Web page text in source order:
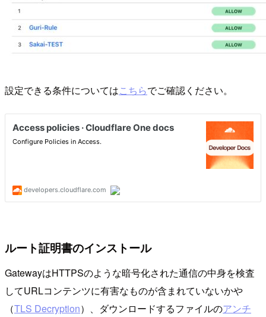
設定できる条件についてはこちらでご確認ください。
ルート証明書のインストール
GatewayはHTTPSのような暗号化された通信の中身を検査
してURLコンテンツに有害なものが含まれていないかや
（TLS Decryption）、ダウンロードするファイルのアンチ